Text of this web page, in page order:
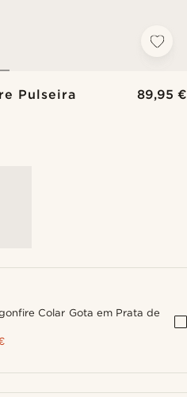
Pulseira
89,95 €
Colar Gota em Prata de